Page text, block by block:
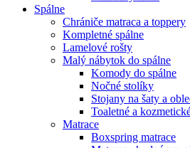
Spálne
Chrániče matraca a toppery
Kompletné spálne
Lamelové rošty
Malý nábytok do spálne
Komody do spálne
Nočné stolíky
Stojany na šaty a
Toaletné a
Matrace
Boxspring matrace